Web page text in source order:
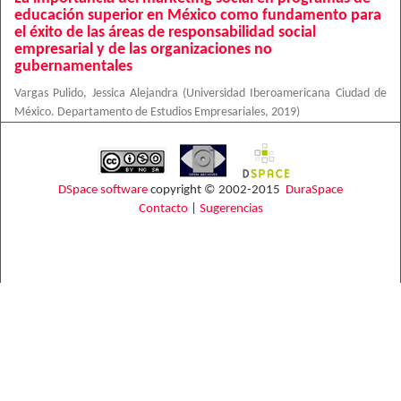
educación superior en México como fundamento para
el éxito de las áreas de responsabilidad social
empresarial y de las organizaciones no
gubernamentales
Vargas Pulido, Jessica Alejandra (Universidad Iberoamericana Ciudad de
México. Departamento de Estudios Empresariales, 2019)
DSpace software copyright © 2002-2015 DuraSpace
Contacto| Sugerencias